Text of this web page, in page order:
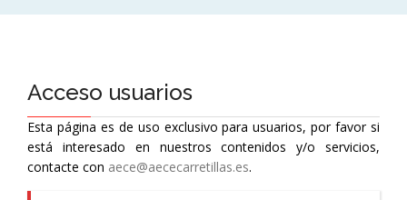
Acceso usuarios
Esta página es de uso exclusivo para usuarios, por favor si
está interesado en nuestros contenidos y/o servicios,
contacte con aece@aececarretillas.es.